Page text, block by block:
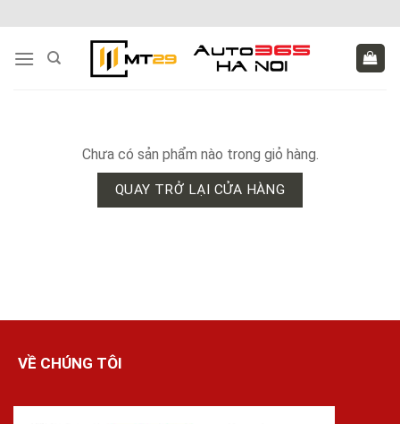
to
content
Chưa có sản phẩm nào trong giỏ hàng.
QUAY TRỞ LẠI CỬA HÀNG
VỀ CHÚNG TÔI